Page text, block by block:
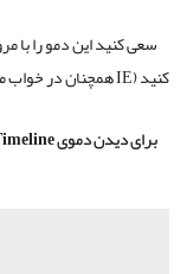
سعی کنید این دمو را با
کنید (IE همچنان در خواب مانده و از همه عقبه شایدم مرده :دی).
برای دیدن دموی Timeline و دانلود کردنش به انتهای صفحه بروید.